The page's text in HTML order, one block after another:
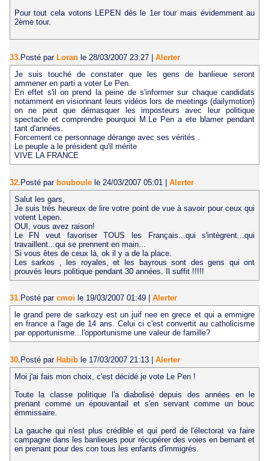
Pour tout cela votons LEPEN dès le 1er tour mais évidemment au
2ème tour.
33. Posté par Loran le 28/03/2007 23:27
Alerter
Je suis touché de constater que les gens de banlieue seront
ammener en parti a voter Le Pen.
En effet s'il on prend la peine de s'informer sur chaque candidats
notamment en visionnant leurs vidéos lors de meetings (dailymotion)
on ne peut que démasquer les imposteurs avec leur politique
spectacle et comprendre pourquoi M.Le Pen a ete blamer pendant
tant d'années.
Forcement ce personnage dérange avec ses vérités .
Le peuple a le président qu'il mérite
VIVE LA FRANCE
32. Posté par bouboule le 24/03/2007 05:01
Alerter
Salut les gars,
Je suis trés heureux de lire votre point de vue à savoir pour ceux qui
votent Lepen.
OUI, vous avez raison!
Le FN veut favoriser TOUS les Français...qui s'intègrent...qui
travaillent...qui se prennent en main...
Si vous êtes de ceux là, ok il y a de la place.
Les sarkos , les royales, et les bayrous sont des gens qui ont
prouvés leurs politique pendant 30 années. Il suffit !!!!!
31. Posté par cmoi le 19/03/2007 01:49
Alerter
le grand pere de sarkozy est un juif nee en grece et qui a emmigre
en france a l'age de 14 ans. Celui ci c'est convertit au catholicisme
par opportunisme...l'opportunisme une valeur de famille?
30. Posté par Habib le 17/03/2007 21:13
Alerter
Moi j'ai fais mon choix, c'est décidé je vote Le Pen !
Toute la classe politique l'a diabolisé depuis des années en le
prenant comme un épouvantail et s'en servant comme un bouc
émmissaire.
La gauche qui n'est plus crédible et qui perd de l'électorat va faire
campagne dans les banlieues pour récupérer des voies en bernant et
en prenant pour des con tous les enfants d'immigrés.